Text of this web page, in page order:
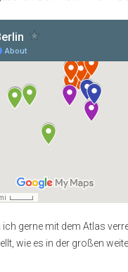
ich gerne mit dem Atlas
wie es in der großen